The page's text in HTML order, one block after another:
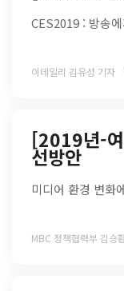
CES2019 : 방송
이데일리 김유성 기자
[2019년-
선방안
미디어 환경 변화
MBC 정책협력부 김승